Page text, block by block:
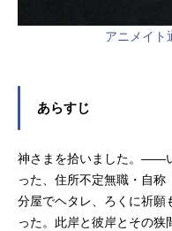
アニメイト
あらすじ
神さまを拾いました。――
った、住所不定無職・自
分屋でヘタレ、ろくに祈願
った。此岸と彼岸とその